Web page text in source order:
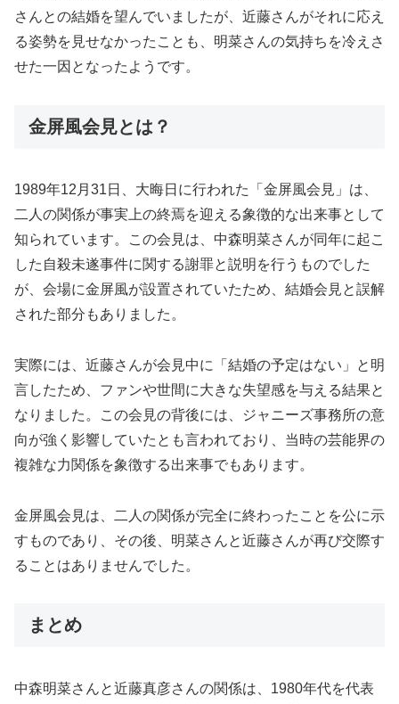
さんとの結婚を望んでいましたが、近藤さんがそれに応え
る姿勢を見せなかったことも、明菜さんの気持ちを冷えさ
せた一因となったようです。
金屏風会見とは？
1989年12月31日、大晦日に行われた「金屏風会見」は、
二人の関係が事実上の終焉を迎える象徴的な出来事として
知られています。この会見は、中森明菜さんが同年に起こ
した自殺未遂事件に関する謝罪と説明を行うものでした
が、会場に金屏風が設置されていたため、結婚会見と誤解
された部分もありました。
実際には、近藤さんが会見中に「結婚の予定はない」と明
言したため、ファンや世間に大きな失望感を与える結果と
なりました。この会見の背後には、ジャニーズ事務所の意
向が強く影響していたとも言われており、当時の芸能界の
複雑な力関係を象徴する出来事でもあります。
金屏風会見は、二人の関係が完全に終わったことを公に示
すものであり、その後、明菜さんと近藤さんが再び交際す
ることはありませんでした。
まとめ
中森明菜さんと近藤真彦さんの関係は、1980年代を代表